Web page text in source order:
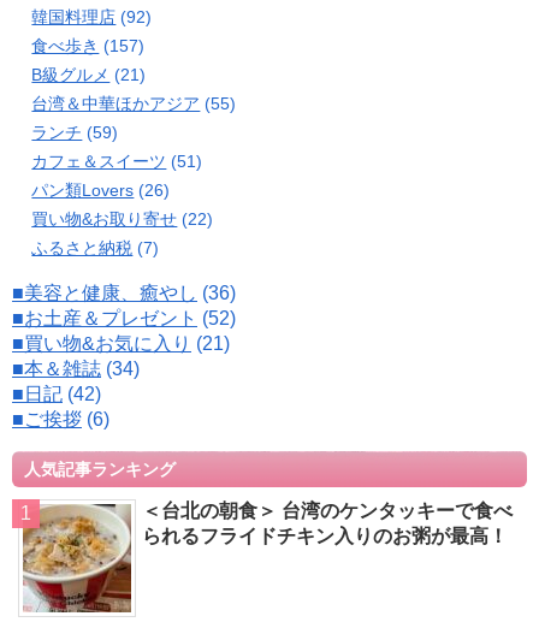
韓国料理店 (92)
食べ歩き (157)
B級グルメ (21)
台湾＆中華ほかアジア (55)
ランチ (59)
カフェ＆スイーツ (51)
パン類Lovers (26)
買い物&お取り寄せ (22)
ふるさと納税 (7)
■美容と健康、癒やし (36)
■お土産＆プレゼント (52)
■買い物&お気に入り (21)
■本＆雑誌 (34)
■日記 (42)
■ご挨拶 (6)
人気記事ランキング
＜台北の朝食＞ 台湾のケンタッキーで食べ
られるフライドチキン入りのお粥が最高！